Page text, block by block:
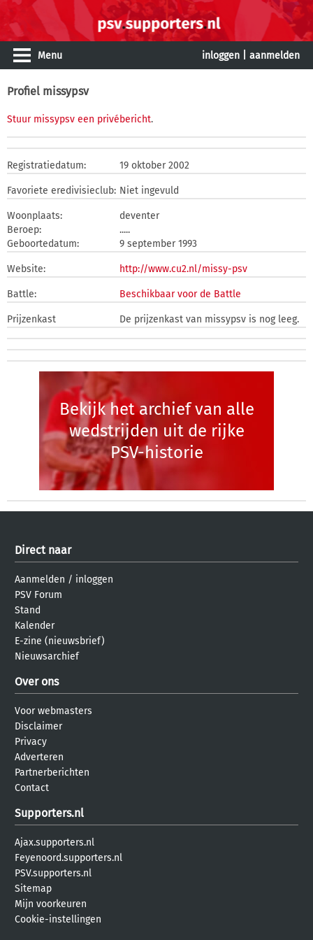
Menu inloggen aanmelden
Profiel missypsv
Stuur missypsv een privébericht.
Registratiedatum: 19 oktober 2002
Favoriete eredivisieclub: Niet ingevuld
Woonplaats:
deventer
Beroep:
.....
Geboortedatum:
9 september 1993
Website: http://www.cu2.nl/missy-psv
Battle: Beschikbaar voor de Battle
Prijzenkast De prijzenkast van missypsv is nog leeg.
Bekijk het archief van alle
wedstrijden uit de rijke
PSV-historie
Direct naar
Aanmelden / inloggen
PSV Forum
Stand
Kalender
E-zine (nieuwsbrief)
Nieuwsarchief
Over ons
Voor webmasters
Disclaimer
Privacy
Adverteren
Partnerberichten
Contact
Supporters.nl
Ajax.supporters.nl
Feyenoord.supporters.nl
PSV.supporters.nl
Sitemap
Mijn voorkeuren
Cookie-instellingen